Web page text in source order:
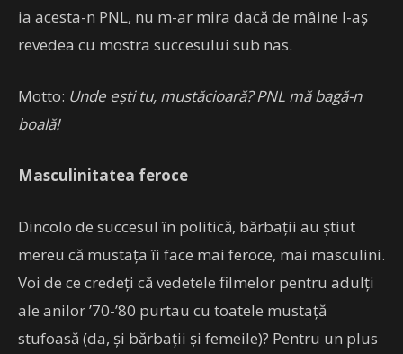
ia acesta-n PNL, nu m-ar mira dacă de mâine l-aș
revedea cu mostra succesului sub nas.
Motto: Unde ești tu, mustăcioară? PNL mă bagă-n
boală!
Masculinitatea feroce
Dincolo de succesul în politică, bărbații au știut
mereu că mustața îi face mai feroce, mai masculini.
Voi de ce credeți că vedetele filmelor pentru adulți
ale anilor ’70-’80 purtau cu toatele mustață
stufoasă (da, și bărbații și femeile)? Pentru un plus